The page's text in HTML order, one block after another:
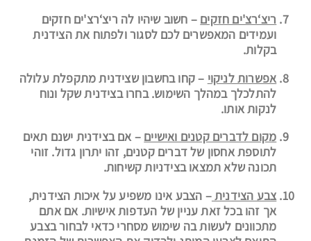
ריצ‘רצ'ים חזקים – חשוב שיהיו לה ריצ‘רצ'ים חזקים
ועמידים המאפשרים לכם לסגור ולפתוח את הצידנית
בקלות.
אפשרות לניקוי – קחו בחשבון שצידנית מתקפלת עלולה
להתלכלך במהלך השימוש. בחרו בצידנית שקל ונוח
לנקות אותו.
מקום לדברים קטנים ואישיים – אם בצידנית ישנם תאים
לתוספת אחסון של דברים קטנים, זהו יתרון גדול. זוהי
תכונה שלא תמצאו בצידניות קשיחות.
צבע הצידנית– הצבע אינו משפיע על איכות הצידנית,
אך זהו בכל זאת עניין של העדפות אישיות. אם אתם
מתכוונים לעשות בה שימוש מסחרי כדאי לבחור בצבע